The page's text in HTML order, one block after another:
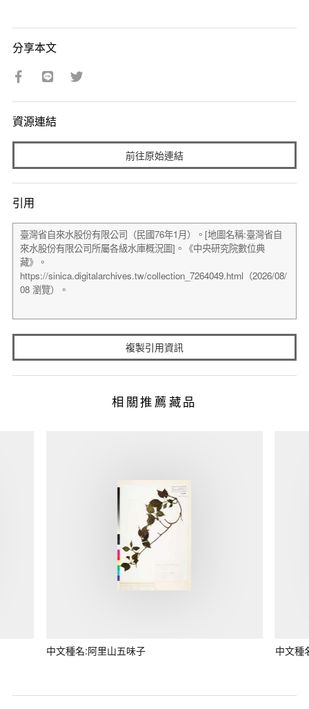
分享本文
資源連結
前往原始連結
引用
複製引用資訊
相關推薦藏品
中文種名:阿里山五味子 中文種